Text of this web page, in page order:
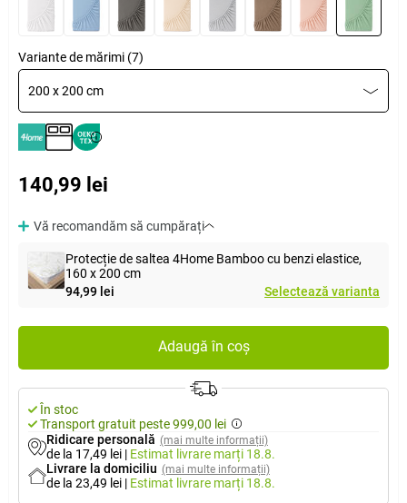
Variante de mărimi (7)
200 x 200 cm
140,99 lei
Vă recomandăm să cumpărați
Protecție de saltea 4Home Bamboo cu benzi elastice,
160 x 200 cm
94,99 lei
Selectează varianta
Adaugă în coș
În stoc
Transport gratuit peste 999,00 lei
Ridicare personală (mai multe informații)
de la 17,49 lei | Estimat livrare marți 18.8.
Livrare la domiciliu (mai multe informații)
de la 23,49 lei | Estimat livrare marți 18.8.